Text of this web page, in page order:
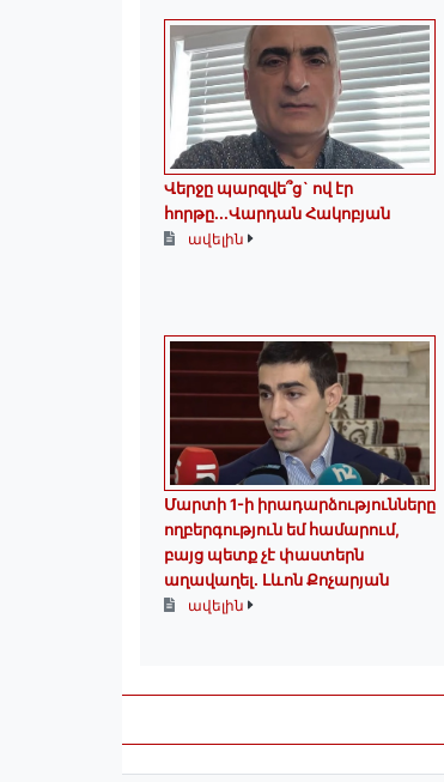
Վերջը պարզվե՞ց` ով էր
հորթը...Վարդան Հակոբյան
ավելին
Մարտի 1-ի իրադարձությունները
ողբերգություն եմ համարում,
բայց պետք չէ փաստերն
աղավաղել. Լևոն Քոչարյան
ավելին